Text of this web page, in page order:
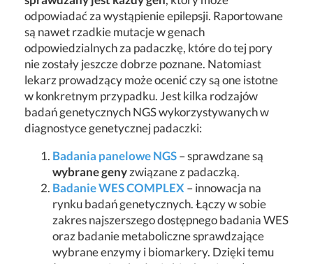
odpowiadać za wystąpienie epilepsji. Raportowane
są nawet rzadkie mutacje w genach
odpowiedzialnych za padaczkę, które do tej pory
nie zostały jeszcze dobrze poznane. Natomiast
lekarz prowadzący może ocenić czy są one istotne
w konkretnym przypadku. Jest kilka rodzajów
badań genetycznych NGS wykorzystywanych w
diagnostyce genetycznej padaczki:
Badania panelowe NGS– sprawdzane są
wybrane genyzwiązane z padaczką.
Badanie WES COMPLEX– innowacja na
rynku badań genetycznych. Łączy w sobie
zakres najszerszego dostępnego badania WES
oraz badanie metaboliczne sprawdzające
wybrane enzymy i biomarkery. Dzięki temu